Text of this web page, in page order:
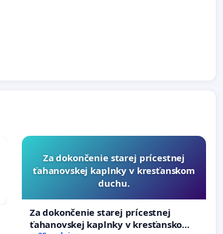
Za dokončenie starej prícestnej
ťahanovskej kaplnky v kresťanskom
duchu.
Za dokončenie starej prícestnej
ťahanovskej kaplnky v kresťanskom